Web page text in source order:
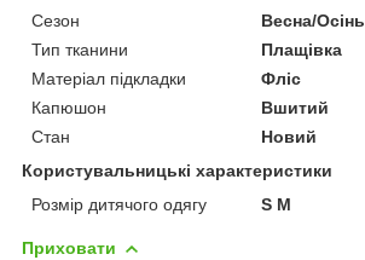
Сезон
Весна/Осінь
Тип тканини
Плащівка
Матеріал підкладки
Фліс
Капюшон
Вшитий
Стан
Новий
Користувальницькі характеристики
Розмір дитячого одягу
S M
Приховати